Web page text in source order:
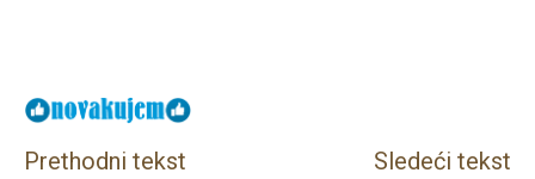
Prethodni tekst Sledeći tekst